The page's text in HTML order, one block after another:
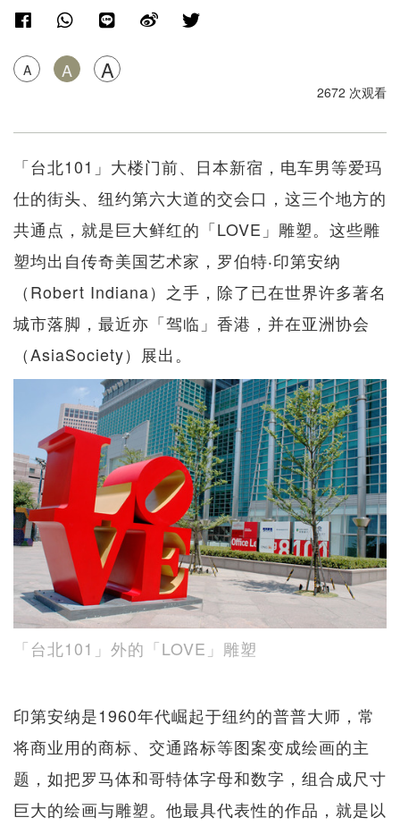
A A A
2672 次观看
「台北101」大楼门前、日本新宿，电车男等爱玛
仕的街头、纽约第六大道的交会口，这三个地方的
共通点，就是巨大鲜红的「LOVE」雕塑。这些雕
塑均出自传奇美国艺术家，罗伯特‧印第安纳
（Robert Indiana）之手，除了已在世界许多著名
城市落脚，最近亦「驾临」香港，并在亚洲协会
（AsiaSociety）展出。
「台北101」外的「LOVE」雕塑
印第安纳是1960年代崛起于纽约的普普大师，常
将商业用的商标、交通路标等图案变成绘画的主
题，如把罗马体和哥特体字母和数字，组合成尺寸
巨大的绘画与雕塑。他最具代表性的作品，就是以